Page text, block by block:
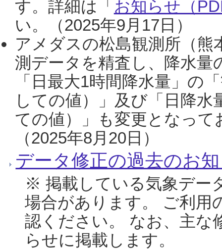
す。詳細は「 お知らせ（
い。（2025年9月17日）
アメダスの松島観測所（熊
測データを精査し、降水
「日最大1時間降水量」の
しての値）」及び「日降
ての値）」も変更となっ
（2025年8月20日）
データ修正の過去のお
※ 掲載している気象デー
場合があります。 ご利用
認ください。 なお、主な
らせに掲載します。